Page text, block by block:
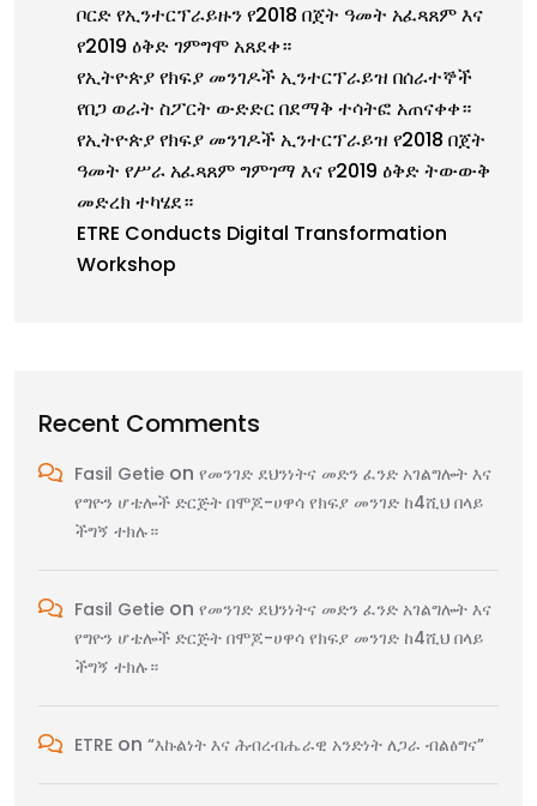
ቦርድ የኢንተርፕራይዙን የ2018 በጀት ዓመት አፈጻጸም እና
የ2019 ዕቅድ ገምግሞ አጸደቀ።
የኢትዮጵያ የክፍያ መንገዶች ኢንተርፕራይዝ በሰራተኞች
የበጋ ወራት ስፖርት ውድድር በደማቅ ተሳትፎ አጠናቀቀ።
የኢትዮጵያ የክፍያ መንገዶች ኢንተርፕራይዝ የ2018 በጀት
ዓመት የሥራ አፈጻጸም ግምገማ እና የ2019 ዕቅድ ትውውቅ
መድረክ ተካሄደ።
ETRE Conducts Digital Transformation
Workshop
Recent Comments
Fasil Getie on የመንገድ ደህንነትና መድን ፈንድ አገልግሎት እና
የግዮን ሆቴሎች ድርጅት በሞጆ-ሀዋሳ የክፍያ መንገድ ከ4ሺህ በላይ
ችግኝ ተክሉ።
Fasil Getie on የመንገድ ደህንነትና መድን ፈንድ አገልግሎት እና
የግዮን ሆቴሎች ድርጅት በሞጆ-ሀዋሳ የክፍያ መንገድ ከ4ሺህ በላይ
ችግኝ ተክሉ።
ETRE on “እኩልነት እና ሕብረብሔራዊ አንድነት ለጋራ ብልፅግና”